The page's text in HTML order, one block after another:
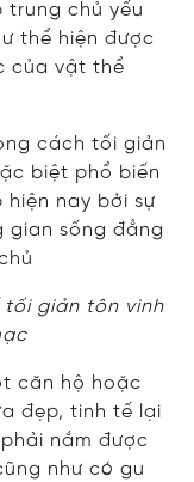
trung chủ yếu
thể hiện được
của vật thể
tối giản tôn vinh
căn hộ hoặc
đẹp, tinh tế lại
nắm được
như có gu